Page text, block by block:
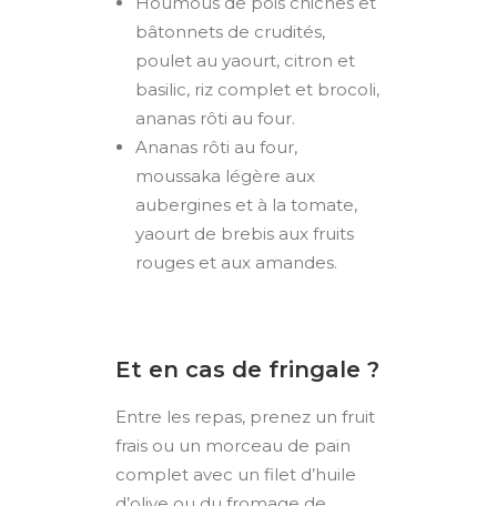
bâtonnets de crudités,
poulet au yaourt, citron et
basilic, riz complet et brocoli,
ananas rôti au four.
Ananas rôti au four,
moussaka légère aux
aubergines et à la tomate,
yaourt de brebis aux fruits
rouges et aux amandes.
Et en cas de fringale ?
Entre les repas, prenez un fruit
frais ou un morceau de pain
complet avec un filet d’huile